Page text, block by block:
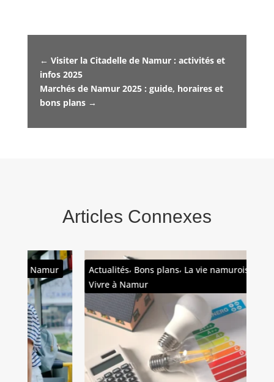
← Visiter la Citadelle de Namur : activités et
infos 2025
Marchés de Namur 2025 : guide, horaires et
bons plans→
Articles Connexes
Actualités Bons plans, La vie namuroise,
Vivre à Namur